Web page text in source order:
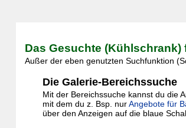
Das Gesuchte (Kühlschrank)
Außer der eben genutzten Suchfunktion
Die Galerie-Bereichssuche
Mit der Bereichssuche kannst du die
mit dem du z. Bsp. nurAngebote für
über den Anzeigen auf die blaue